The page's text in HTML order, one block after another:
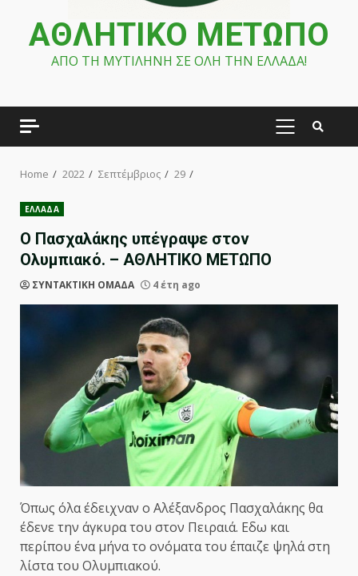
ΑΘΛΗΤΙΚΟ ΜΕΤΩΠΟ
ΑΠΟ ΤΗ ΜΥΤΙΛΗΝΗ ΣΕ ΟΛΗ ΤΗΝ ΕΛΛΑΔΑ!
PRIMARY
Home 2022 Σεπτέμβριος 29
ΕΛΛΑΔΑ
Ο Πασχαλάκης υπέγραψε στον
Ολυμπιακό. – ΑΘΛΗΤΙΚΟ ΜΕΤΩΠΟ
ΣΥΝΤΑΚΤΙΚΗ ΟΜΑΔΑ 4 έτη ago
Όπως όλα έδειχναν ο Αλέξανδρος Πασχαλάκης θα
έδενε την άγκυρα του στον Πειραιά. Εδω και
περίπου ένα μήνα το ονόματα του έπαιζε ψηλά στη
λίστα του Ολυμπιακού.